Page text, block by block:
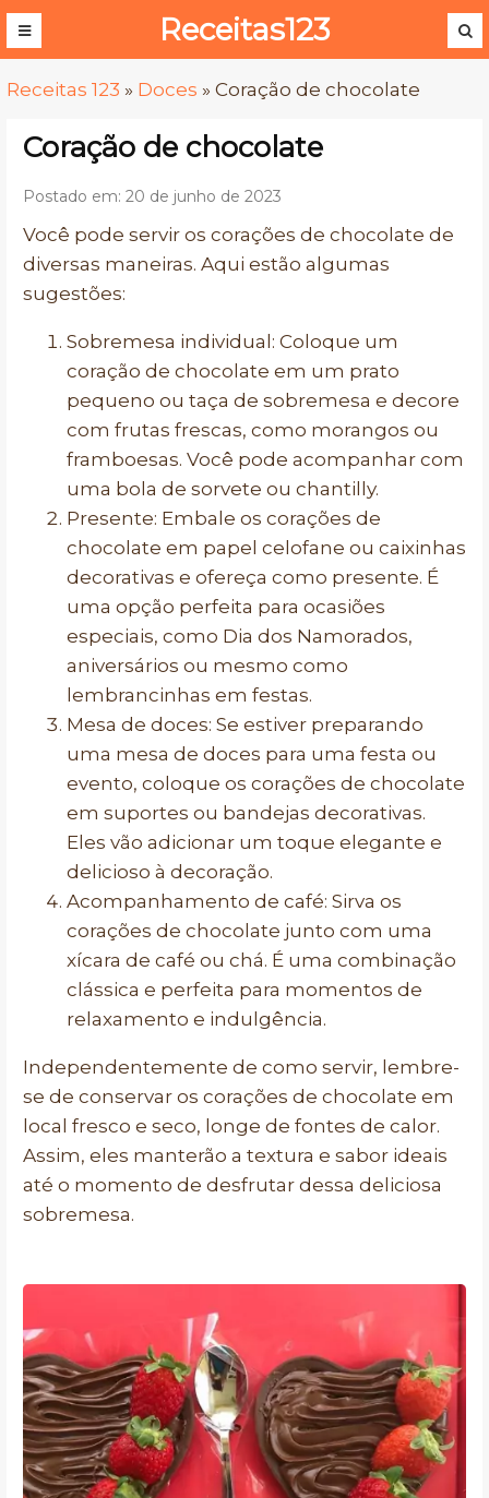
Receitas123
Receitas 123 » Doces » Coração de chocolate
Coração de chocolate
Postado em: 20 de junho de 2023
Você pode servir os corações de chocolate de
diversas maneiras. Aqui estão algumas
sugestões:
Sobremesa individual: Coloque um
coração de chocolate em um prato
pequeno ou taça de sobremesa e decore
com frutas frescas, como morangos ou
framboesas. Você pode acompanhar com
uma bola de sorvete ou chantilly.
Presente: Embale os corações de
chocolate em papel celofane ou caixinhas
decorativas e ofereça como presente. É
uma opção perfeita para ocasiões
especiais, como Dia dos Namorados,
aniversários ou mesmo como
lembrancinhas em festas.
Mesa de doces: Se estiver preparando
uma mesa de doces para uma festa ou
evento, coloque os corações de chocolate
em suportes ou bandejas decorativas.
Eles vão adicionar um toque elegante e
delicioso à decoração.
Acompanhamento de café: Sirva os
corações de chocolate junto com uma
xícara de café ou chá. É uma combinação
clássica e perfeita para momentos de
relaxamento e indulgência.
Independentemente de como servir, lembre-
se de conservar os corações de chocolate em
local fresco e seco, longe de fontes de calor.
Assim, eles manterão a textura e sabor ideais
até o momento de desfrutar dessa deliciosa
sobremesa.